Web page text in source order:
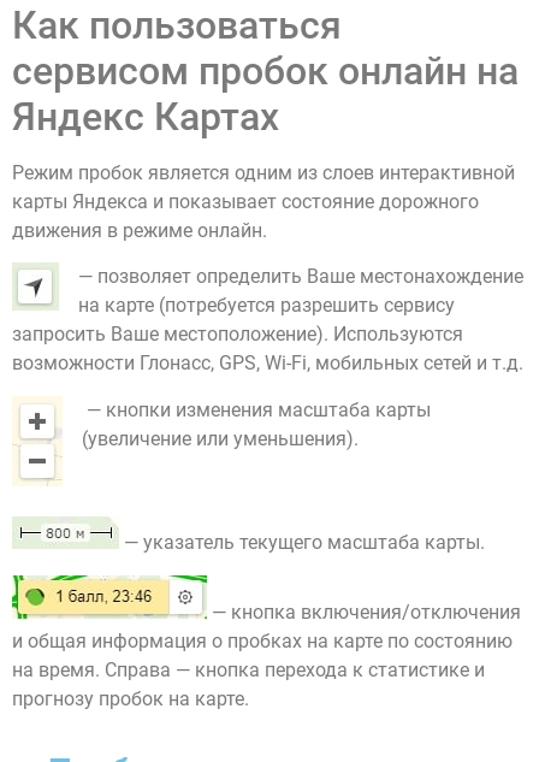
Как пользоваться
сервисом пробок онлайн на
Яндекс Картах
Режим пробок является одним из слоев интерактивной
карты Яндекса и показывает состояние дорожного
движения в режиме онлайн.
— позволяет определить Ваше местонахождение
на карте (потребуется разрешить сервису
запросить Ваше местоположение). Используются
возможности Глонасс, GPS, Wi-Fi, мобильных сетей и т.д.
— кнопки изменения масштаба карты
(увеличение или уменьшения).
— указатель текущего масштаба карты.
— кнопка включения/отключения
и общая информация о пробках на карте по состоянию
на время. Справа — кнопка перехода к статистике и
прогнозу пробок на карте.